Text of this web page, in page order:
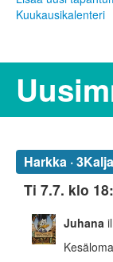
Kuukausikalenteri
Harkka ·
Ti 7.7. klo
Juhana